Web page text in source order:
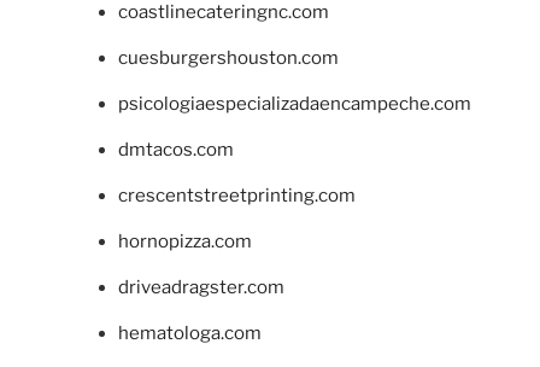
coastlinecateringnc.com
cuesburgershouston.com
psicologiaespecializadaencampeche.com
dmtacos.com
crescentstreetprinting.com
hornopizza.com
driveadragster.com
hematologa.com